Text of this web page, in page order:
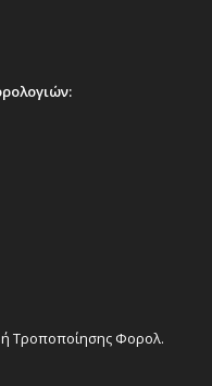
Τροποποίησης Φορολ.